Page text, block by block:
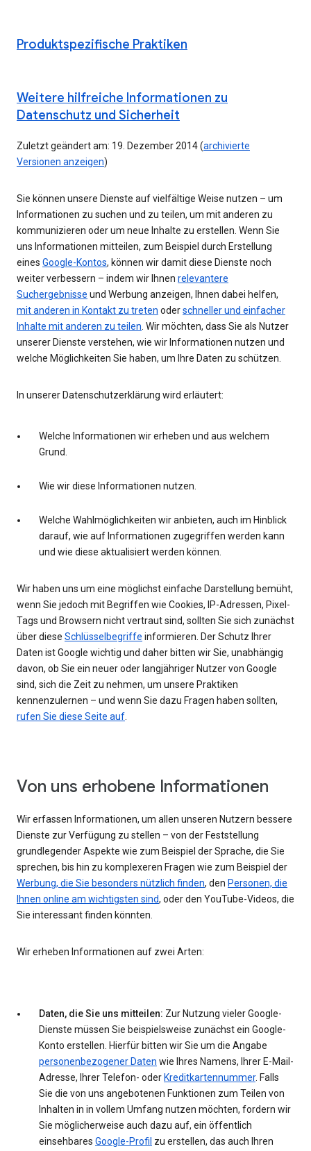
Produktspezifische Praktiken
Weitere hilfreiche Informationen zu
Datenschutz und Sicherheit
Zuletzt geändert am: 19. Dezember 2014 (archivierte
Versionen anzeigen)
Sie können unsere Dienste auf vielfältige Weise nutzen – um
Informationen zu suchen und zu teilen, um mit anderen zu
kommunizieren oder um neue Inhalte zu erstellen. Wenn Sie
uns Informationen mitteilen, zum Beispiel durch Erstellung
eines Google-Kontos, können wir damit diese Dienste noch
weiter verbessern – indem wir Ihnen relevantere
Suchergebnisse und Werbung anzeigen, Ihnen dabei helfen,
mit anderen in Kontakt zu treten oderschneller und einfacher
Inhalte mit anderen zu teilen. Wir möchten, dass Sie als Nutzer
unserer Dienste verstehen, wie wir Informationen nutzen und
welche Möglichkeiten Sie haben, um Ihre Daten zu schützen.
In unserer Datenschutzerklärung wird erläutert:
Welche Informationen wir erheben und aus welchem
Grund.
Wie wir diese Informationen nutzen.
Welche Wahlmöglichkeiten wir anbieten, auch im Hinblick
darauf, wie auf Informationen zugegriffen werden kann
und wie diese aktualisiert werden können.
Wir haben uns um eine möglichst einfache Darstellung bemüht,
wenn Sie jedoch mit Begriffen wie Cookies, IP-Adressen, Pixel-
Tags und Browsern nicht vertraut sind, sollten Sie sich zunächst
über diese Schlüsselbegriffe informieren. Der Schutz Ihrer
Daten ist Google wichtig und daher bitten wir Sie, unabhängig
davon, ob Sie ein neuer oder langjähriger Nutzer von Google
sind, sich die Zeit zu nehmen, um unsere Praktiken
kennenzulernen – und wenn Sie dazu Fragen haben sollten,
rufen Sie diese Seite auf.
Von uns erhobene Informationen
Wir erfassen Informationen, um allen unseren Nutzern bessere
Dienste zur Verfügung zu stellen – von der Feststellung
grundlegender Aspekte wie zum Beispiel der Sprache, die Sie
sprechen, bis hin zu komplexeren Fragen wie zum Beispiel der
Werbung, die Sie besonders nützlich finden, den Personen, die
Ihnen online am wichtigsten sind, oder den YouTube-Videos, die
Sie interessant finden könnten.
Wir erheben Informationen auf zwei Arten:
Daten, die Sie uns mitteilen: Zur Nutzung vieler Google-
Dienste müssen Sie beispielsweise zunächst ein Google-
Konto erstellen. Hierfür bitten wir Sie um die Angabe
personenbezogener Daten wie Ihres Namens, Ihrer E-Mail-
Adresse, Ihrer Telefon- oder Kreditkartennummer. Falls
Sie die von uns angebotenen Funktionen zum Teilen von
Inhalten in in vollem Umfang nutzen möchten, fordern wir
Sie möglicherweise auch dazu auf, ein öffentlich
einsehbares Google-Profil zu erstellen, das auch Ihren